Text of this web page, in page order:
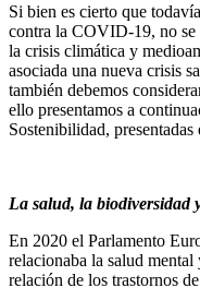
Si bien es cierto que
contra la COVID-19, no se
la crisis climática y
asociada una nueva crisis
también debemos
ello presentamos a
Sostenibilidad,
La salud, la biodiversidad
En 2020 el Parlamento
relacionaba la salud
relación de los trastornos